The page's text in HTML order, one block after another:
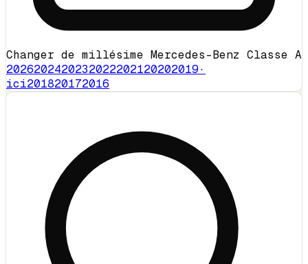
Changer de millésime Mercedes-Benz Classe A
2026202420232022202120202019·
ici201820172016